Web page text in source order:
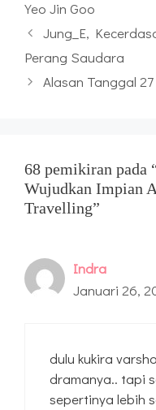
Yeo Jin Goo
Jung_E,
Perang Saudara
Alasan Tanggal
68 pemikiran pada
Wujudkan Impian
Travelling”
Indra
Januari 26,
dulu kukira
dramanya.. tapi
sepertinya lebih